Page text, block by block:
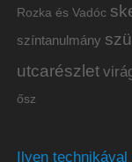
Rozka és Vadóc
színtanulmány
utcarészlet
ősz
Ilyen